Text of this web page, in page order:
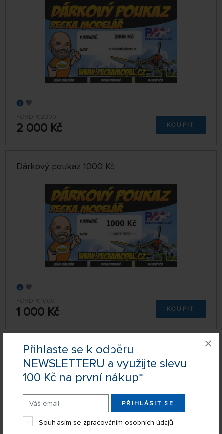
Přihlaste se k odběru
NEWSLETTERU a využijte slevu
100 Kč na první nákup*
PŘIHLÁSIT SE
Souhlasím se zpracováním osobních údajů
×
FOXDP02000
2 000 Kč KOUPIT
Dárkový poukaz 1000 Kč
FOXDP01000
1 000 Kč KOUPIT
Dárkový poukaz 500 Kč